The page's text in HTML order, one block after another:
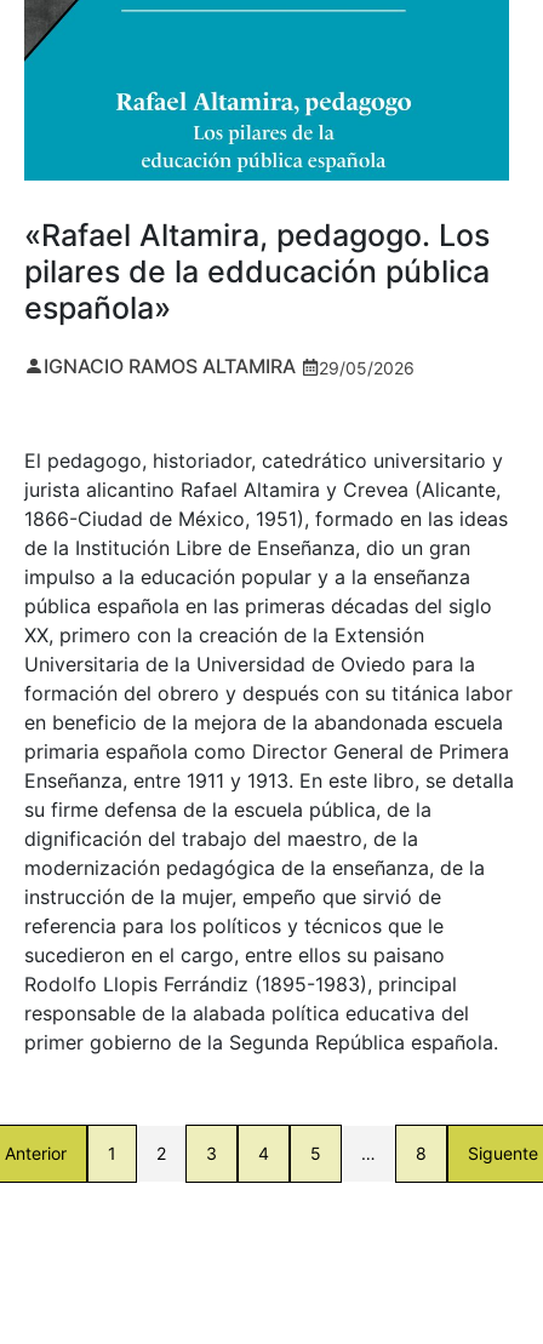
«Rafael Altamira, pedagogo. Los
pilares de la edducación pública
española»
IGNACIO RAMOS ALTAMIRA 29/05/2026
El pedagogo, historiador, catedrático universitario y
jurista alicantino Rafael Altamira y Crevea (Alicante,
1866-Ciudad de México, 1951), formado en las ideas
de la Institución Libre de Enseñanza, dio un gran
impulso a la educación popular y a la enseñanza
pública española en las primeras décadas del siglo
XX, primero con la creación de la Extensión
Universitaria de la Universidad de Oviedo para la
formación del obrero y después con su titánica labor
en beneficio de la mejora de la abandonada escuela
primaria española como Director General de Primera
Enseñanza, entre 1911 y 1913. En este libro, se detalla
su firme defensa de la escuela pública, de la
dignificación del trabajo del maestro, de la
modernización pedagógica de la enseñanza, de la
instrucción de la mujer, empeño que sirvió de
referencia para los políticos y técnicos que le
sucedieron en el cargo, entre ellos su paisano
Rodolfo Llopis Ferrándiz (1895-1983), principal
responsable de la alabada política educativa del
primer gobierno de la Segunda República española.
Anterior 1 2 3 4 5 … 8 Siguente